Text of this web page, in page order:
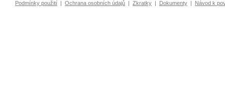
Podmínky použití | Ochrana osobních údajů | Zkratky | Dokumenty | Návod k